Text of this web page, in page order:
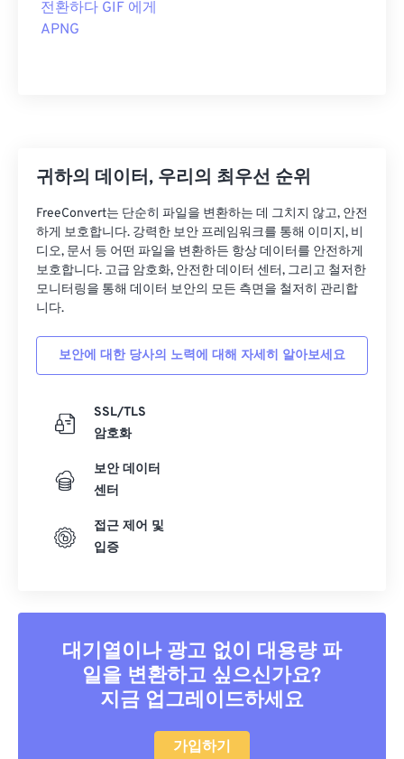
전환하다 GIF 에게
APNG
귀하의 데이터, 우리의 최우선 순위
FreeConvert는 단순히 파일을 변환하는 데 그치지 않고, 안전
하게 보호합니다. 강력한 보안 프레임워크를 통해 이미지, 비
디오, 문서 등 어떤 파일을 변환하든 항상 데이터를 안전하게
보호합니다. 고급 암호화, 안전한 데이터 센터, 그리고 철저한
모니터링을 통해 데이터 보안의 모든 측면을 철저히 관리합
니다.
보안에 대한 당사의 노력에 대해 자세히 알아보세요
SSL/TLS
암호화
보안 데이터
센터
접근 제어 및
입증
대기열이나 광고 없이 대용량 파
일을 변환하고 싶으신가요?
지금 업그레이드하세요
가입하기